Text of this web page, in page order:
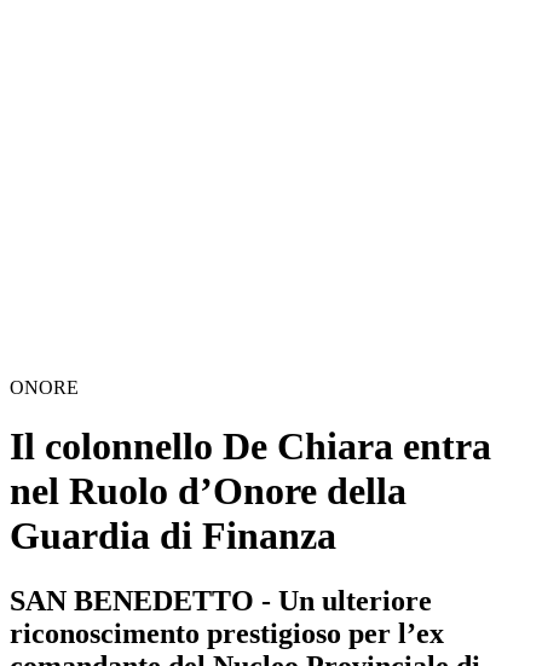
ONORE
Il colonnello De Chiara entra
nel Ruolo d’Onore della
Guardia di Finanza
SAN BENEDETTO - Un ulteriore
riconoscimento prestigioso per l’ex